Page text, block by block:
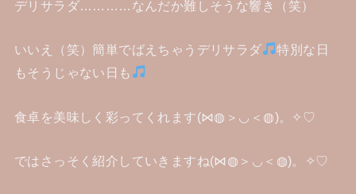
デリサラダ…………なんだか難しそうな響き（笑）
いいえ（笑）簡単でばえちゃうデリサラダ
特別な日
もそうじゃない日も
食卓を美味しく彩ってくれます(⋈◍＞◡＜◍)。✧♡
ではさっそく紹介していきますね(⋈◍＞◡＜◍)。✧♡